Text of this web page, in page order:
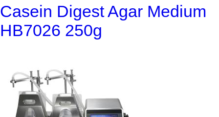
Casein Digest Agar Medium
HB7026 250g